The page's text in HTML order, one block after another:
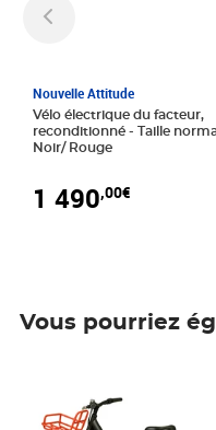
Nouvelle Attitude
Vélo électrique du facteur,
reconditionné - Taille normale -
Noir/ Rouge
1 490,00€
Vous pourriez